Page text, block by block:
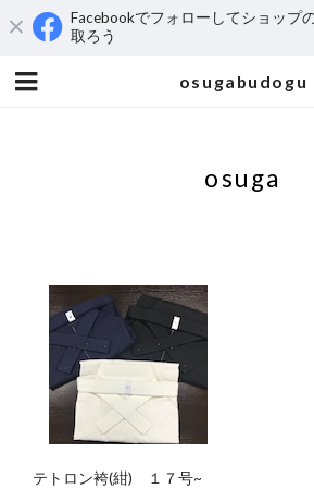
Facebookでフォローしてショップ
取ろう
osugabudogu
osuga
テトロン袴(紺) １７号~